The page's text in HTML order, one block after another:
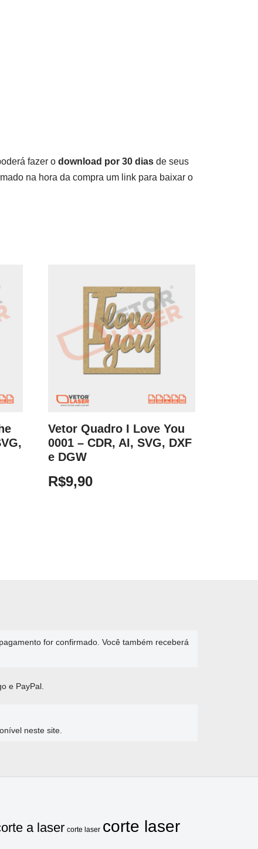
fazer o download por 30 dias de seus
na hora da compra um link para baixar o
Vetor Quadro I Love You
0001 – CDR, AI, SVG, DXF
e DGW
R$9,90
for confirmado. Você também receberá
e PayPal.
neste site.
a laser corte laser corte laser